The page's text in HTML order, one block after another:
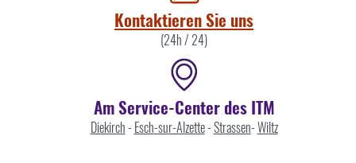
Kontaktieren Sie uns
(24h / 24)
Am Service-Center des ITM
Diekirch- Esch-sur-Alzette-Strassen-Wiltz